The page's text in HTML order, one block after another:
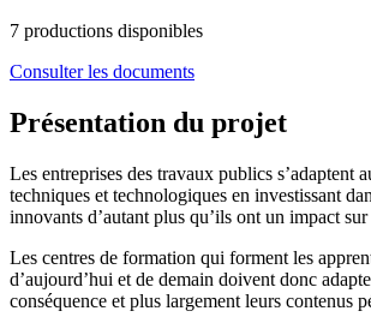
7 productions disponibles
Consulter les documents
Présentation du projet
Les entreprises des travaux publics s’adaptent
techniques et technologiques en investissant
innovants d’autant plus qu’ils ont un impact
Les centres de formation qui forment les
d’aujourd’hui et de demain doivent donc
conséquence et plus largement leurs contenus